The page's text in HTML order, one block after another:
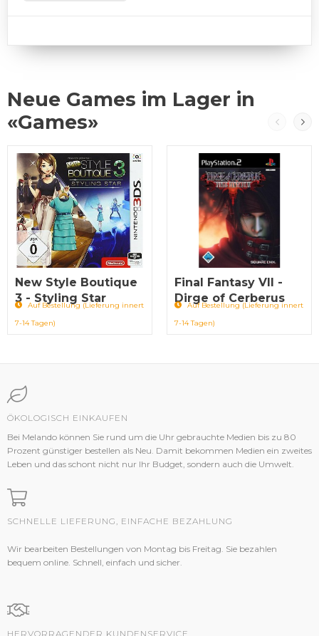
Neue Games im Lager in
«Games»
New Style Boutique
3 - Styling Star
Auf Bestellung (Lieferung innert
7-14 Tagen)
Final Fantasy VII -
Dirge of Cerberus
Auf Bestellung (Lieferung innert
7-14 Tagen)
ÖKOLOGISCH EINKAUFEN
Bei Melando können Sie rund um die Uhr gebrauchte Medien bis zu 80
Prozent günstiger bestellen als Neu. Damit bekommen Medien ein zweites
Leben und das schont nicht nur Ihr Budget, sondern auch die Umwelt.
SCHNELLE LIEFERUNG, EINFACHE BEZAHLUNG
Wir bearbeiten Bestellungen von Montag bis Freitag. Sie bezahlen
bequem online. Schnell, einfach und sicher.
HERVORRAGENDER KUNDENSERVICE